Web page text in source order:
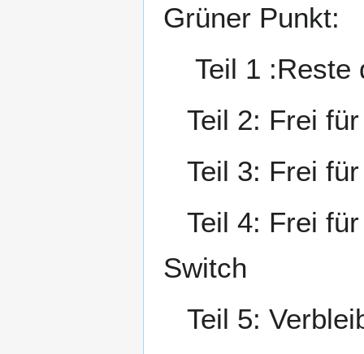
Grüner Punkt:
Teil 1 :Reste
Teil 2: Frei
Teil 3: Frei
Teil 4: Frei
Switch
Teil 5: